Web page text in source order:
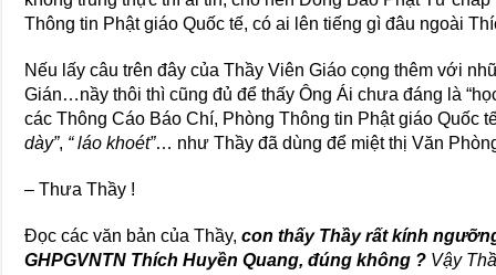
Thông tin Phật giáo Quốc tế, có ai lên tiếng gì đâu ngoài
Nếu lấy câu trên đây của Thầy Viên Giáo cọng thêm với
Gián…nầy thôi thì cũng đủ để thấy Ông Ái chưa đáng là
các Thông Cáo Báo Chí, Phòng Thông tin Phật giáo Quốc
dày”, “ láo khoét”… như Thầy đã dùng để miệt thị Văn
– Thưa Thầy !
Đọc các văn bản của Thầy,con thấy Thầy rất kính
GHPGVNTN Thích Huyền Quang, đúng không ? Vậy